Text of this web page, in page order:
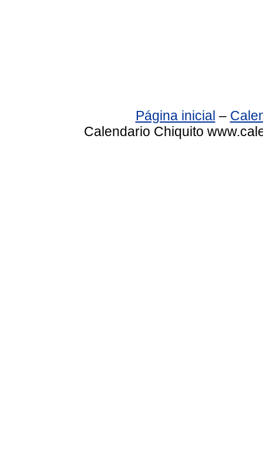
Página inicial –
Calendario Chiquito